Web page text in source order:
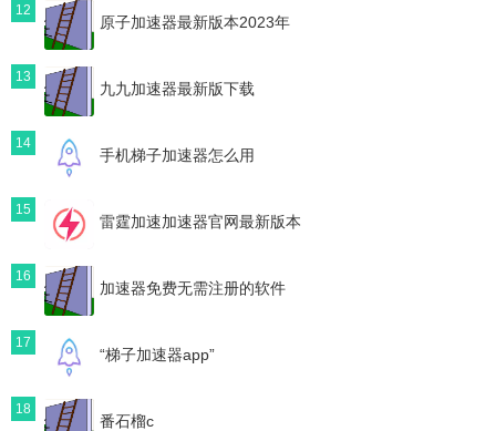
12
原子加速器最新版本2023年
13
九九加速器最新版下载
14
手机梯子加速器怎么用
15
雷霆加速加速器官网最新版本
16
加速器免费无需注册的软件
17
“梯子加速器app”
18
番石榴c